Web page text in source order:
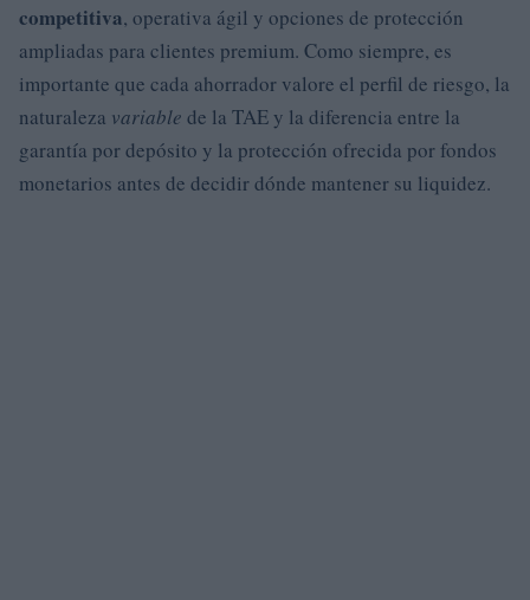
competitiva, operativa ágil y opciones de protección
ampliadas para clientes premium. Como siempre, es
importante que cada ahorrador valore el perfil de riesgo, la
naturaleza variable de la TAE y la diferencia entre la
garantía por depósito y la protección ofrecida por fondos
monetarios antes de decidir dónde mantener su liquidez.